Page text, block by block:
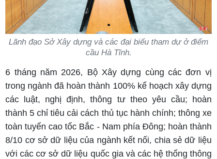
Lãnh đạo Sở Xây dựng và các đại biểu tham dự ở điểm
cầu Hà Tĩnh.
6 tháng năm 2026, Bộ Xây dựng cùng các đơn vị
trong ngành đã hoàn thành 100% kế hoạch xây dựng
các luật, nghị định, thông tư theo yêu cầu; hoàn
thành 5 chỉ tiêu cải cách thủ tục hành chính; thông xe
toàn tuyến cao tốc Bắc - Nam phía Đông; hoàn thành
8/10 cơ sở dữ liệu của ngành kết nối, chia sẻ dữ liệu
với các cơ sở dữ liệu quốc gia và các hệ thống thông